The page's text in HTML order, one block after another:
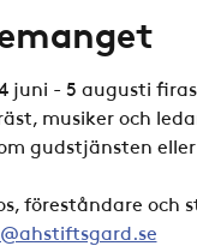
juni - 5 augusti
musiker och
gudstjänsten
föreståndare och